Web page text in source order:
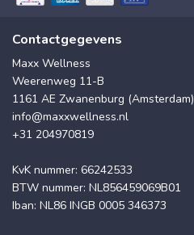
Contactgegevens
Maxx Wellness
Weerenweg 11-B
1161 AE Zwanenburg (Amsterdam)
info@maxxwellness.nl
+31 204970819
KvK nummer: 66242533
BTW nummer: NL856459069B01
Iban: NL86 INGB 0005 346373